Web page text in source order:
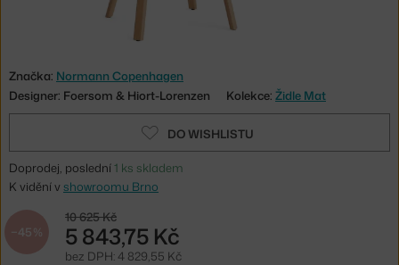
Značka: Normann Copenhagen
Designer: Foersom & Hiort-Lorenzen
Kolekce: Židle Mat
DO WISHLISTU
Doprodej, poslední1 ks skladem
K vidění v showroomu Brno
−45 %
10 625 Kč
5 843,75 Kč
bez DPH: 4 829,55 Kč